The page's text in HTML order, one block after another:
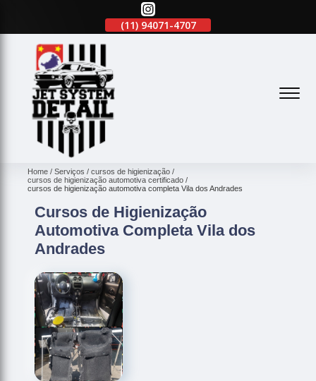
(11) 94071-4707 (11)
Home Serviços
cursos de higienização
cursos de higienização automotiva certificado
cursos de higienização automotiva completa Vila dos Andrades
Cursos de Higienização
Automotiva Completa Vila dos
Andrades